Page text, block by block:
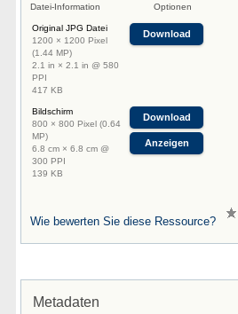
Datei-Information Optionen
Original JPG Datei
1200 × 1200 Pixel
(1.44 MP)
2.1 in × 2.1 in @ 580
PPI
417 KB
Download
Bildschirm
800 × 800 Pixel (0.64
MP)
6.8 cm × 6.8 cm @
300 PPI
139 KB
Download
Anzeigen
Wie bewerten Sie diese Ressource?
Metadaten